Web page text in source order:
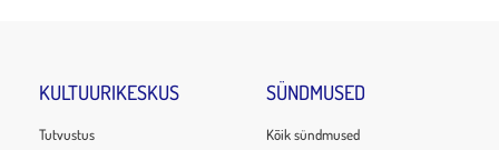
KULTUURIKESKUS
Tutvustus
SÜNDMUSED
Kõik sündmused